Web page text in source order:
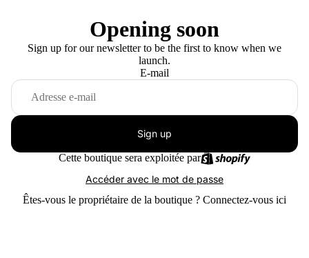
Opening soon
Sign up for our newsletter to be the first to know when we
launch.
E-mail
Sign up
Cette boutique sera exploitée par
Accéder avec le mot de passe
Êtes-vous le propriétaire de la boutique ? Connectez-vous ici